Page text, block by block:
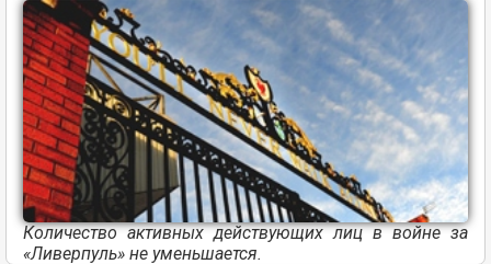
Количество активных действующих лиц в войне за
«Ливерпуль» не уменьшается.